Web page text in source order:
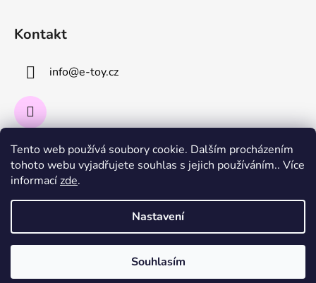
Tento web používá soubory cookie. Dalším procházením
tohoto webu vyjadřujete souhlas s jejich používáním.. Více
informacízde.
Nastavení
Souhlasím
Kontakt
info@e-toy.cz
Instagram
Sledovat na Instagramu
Vytvořil Shoptet